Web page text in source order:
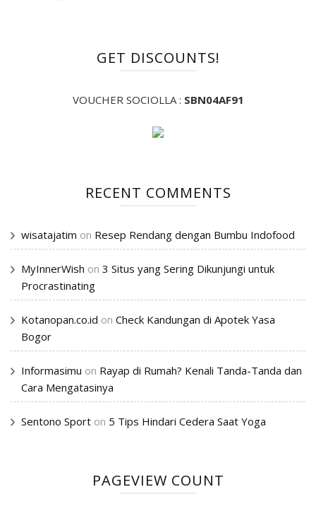
GET DISCOUNTS!
VOUCHER SOCIOLLA : SBN04AF91
RECENT COMMENTS
wisatajatim on Resep Rendang dengan Bumbu Indofood
MyInnerWish on 3 Situs yang Sering Dikunjungi untuk
Procrastinating
Kotanopan.co.id on Check Kandungan di Apotek Yasa
Bogor
Informasimu on Rayap di Rumah? Kenali Tanda-Tanda dan
Cara Mengatasinya
Sentono Sport on 5 Tips Hindari Cedera Saat Yoga
PAGEVIEW COUNT